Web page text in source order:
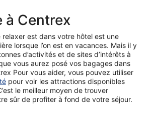
à Centrex
relaxer est dans votre hôtel est une
lorsque l’on est en vacances. Mais il y
d’activités et de sites d’intérêts à
vous aurez posé vos bagages dans
Pour vous aider, vous pouvez utiliser
pour voir les attractions disponibles
le meilleur moyen de trouver
sûr de profiter à fond de votre séjour.